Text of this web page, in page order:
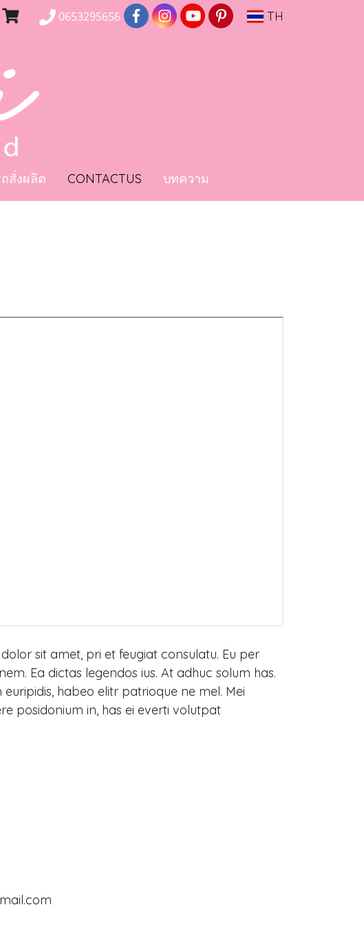
0653295656 TH
สั่งผลิต CONTACTUS บทความ
sit amet, pri et feugiat consulatu. Eu per
Ea dictas legendos ius. At adhuc solum has.
habeo elitr patrioque ne mel. Mei
posidonium in, has ei everti volutpat